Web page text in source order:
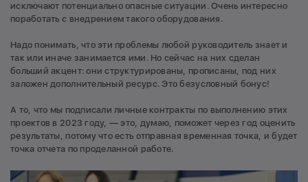
исключают потенциально опасные ситуации. Очень интересно
поработать с внедрением такого оборудования.
Надо понимать, что эти проблемы любой руководитель знает и
так или иначе занимается ими. Но сейчас на них сделан
больший акцент: они структурированы, прописаны, под них
заложен дополнительный ресурс. Это безусловный бонус!
А то, что мы подписали личные контракты по выполнению этих
проектов в 2023 году, — это, думаю, поможет через год оценить
результаты, потому что есть отправная временная точка, и будет
точка отчета по проделанной работе.